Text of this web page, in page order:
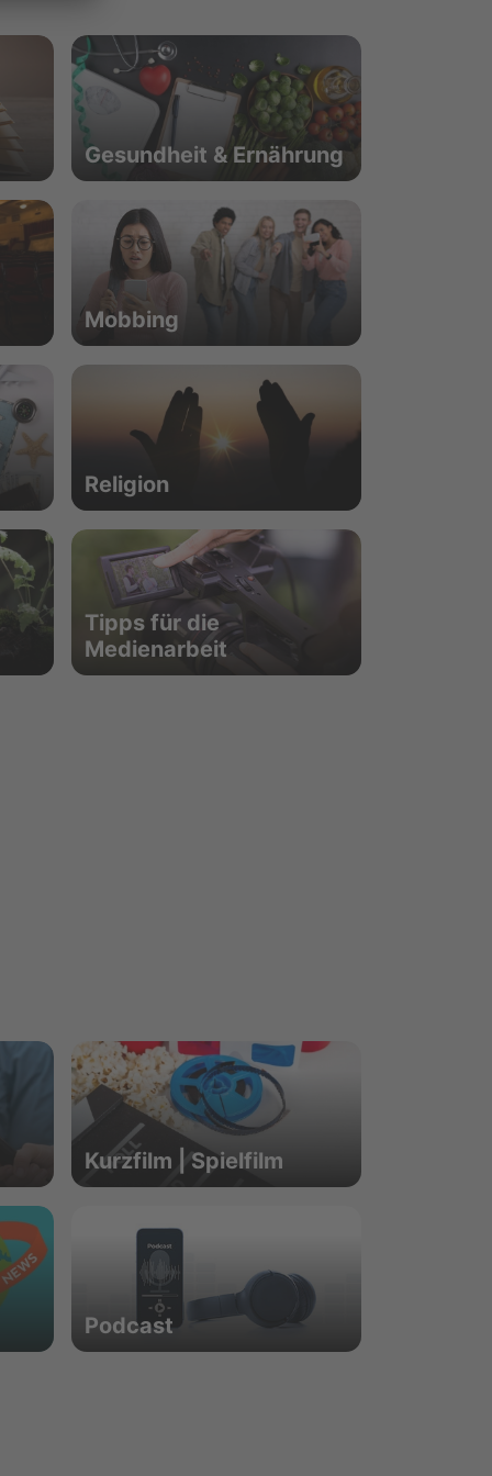
Gesundheit & Ernährung
Mobbing
Religion
Tipps für die
Medienarbeit
Kurzfilm | Spielfilm
Podcast